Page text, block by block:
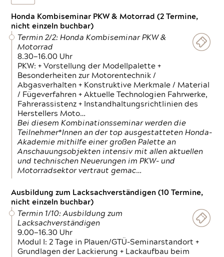
Honda Kombiseminar PKW & Motorrad (2 Termine,
nicht einzeln buchbar)
Termin 2/2: Honda Kombiseminar PKW &
Motorrad
8.30—16.00 Uhr
PKW: + Vorstellung der Modellpalette +
Besonderheiten zur Motorentechnik /
Abgasverhalten + Konstruktive Merkmale / Material
/ Fügeverfahren + Aktuelle Technologien Fahrwerke,
Fahrerassistenz + Instandhaltungsrichtlinien des
Herstellers Moto…
Bei diesem Kombinationsseminar werden die
Teilnehmer*Innen an der top ausgestatteten Honda-
Akademie mithilfe einer großen Palette an
Anschauungsobjekten intensiv mit allen aktuellen
und technischen Neuerungen im PKW- und
Motorradsektor vertraut gemac…
Ausbildung zum Lacksachverständigen (10 Termine,
nicht einzeln buchbar)
Termin 1/10: Ausbildung zum
Lacksachverständigen
9.00—16.30 Uhr
Modul I: 2 Tage in Plauen/GTÜ-Seminarstandort +
Grundlagen der Lackierung + Lackaufbau beim